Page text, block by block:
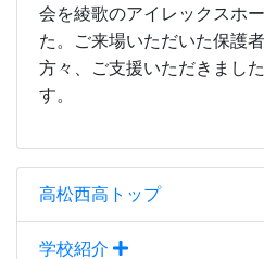
高松西高トップ
学校紹介
会を綾歌のアイレックスホ
た。ご来場いただいた保護
方々、ご支援いただきまし
す。